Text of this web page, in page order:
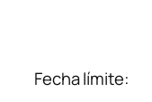
Fecha límite: